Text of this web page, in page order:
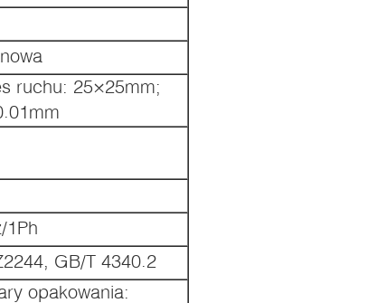
ruchu: 25×25mm;
1Ph
GB/T 4340.2
opakowania: